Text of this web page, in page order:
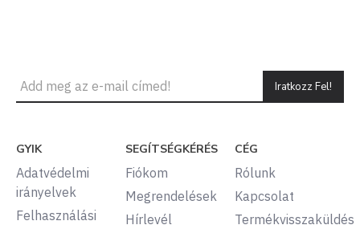
Iratkozz Fel!
GYIK
Adatvédelmi
irányelvek
Felhasználási
SEGÍTSÉGKÉRÉS
Fiókom
Megrendelések
Hírlevél
CÉG
Rólunk
Kapcsolat
Termékvisszaküldés